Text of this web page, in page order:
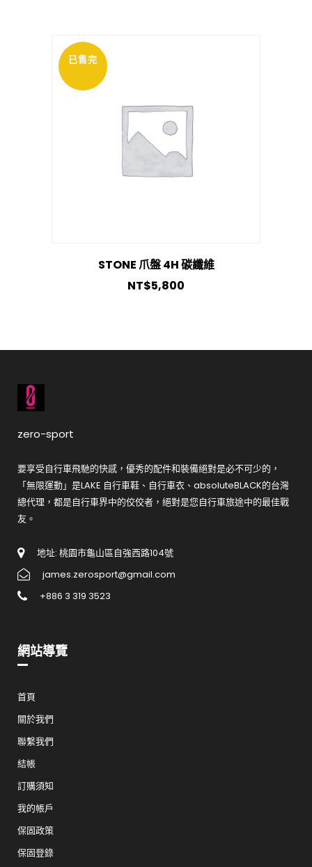
已售完
STONE 爪盤 4H 碳纖維
NT$5,800
zero-sport
要享受自行車飛馳的快感，優秀的配件和裝備絕對是必不可少的，
「無限運動」是LAKE 自行車鞋、自行車衣、absoluteBLACK的台灣
總代理，都是自行車界中的佼佼者，絕對是您自行車旅途中的最佳戰
友。
地址: 桃園市龜山區自強西路104號
james.zerosport@gmail.com
+886 3 319 3523
網站導覽
首頁
關於我們
聯繫我們
結帳
訂購須知
我的帳戶
保固政策
保固登錄